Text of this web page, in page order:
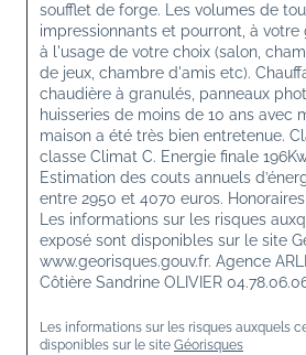
soufflet de forge. Les volumes de
impressionnants et pourront, à votre
à l'usage de votre choix (salon,
de jeux, chambre d'amis etc).
chaudière à granulés, panneaux
huisseries de moins de 10 ans avec
maison a été très bien entretenue.
classe Climat C. Energie finale
Estimation des couts annuels
entre 2950 et 4070 euros.
Les informations sur les risques
exposé sont disponibles sur le site
www.georisques.gouv.fr. Agence
Côtière Sandrine OLIVIER
Les informations sur les risques auxquels
disponibles sur le site Géorisques